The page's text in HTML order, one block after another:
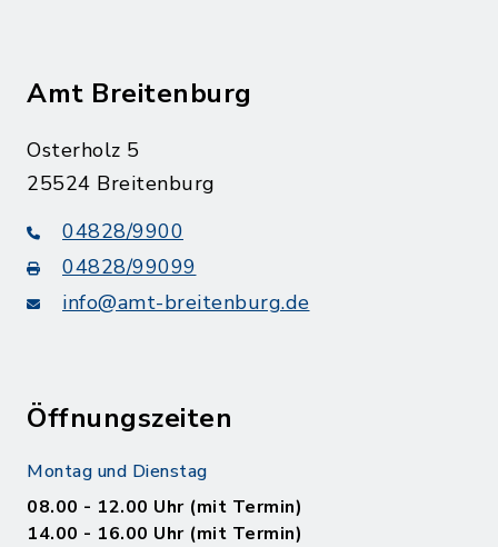
Amt Breitenburg
Osterholz 5
25524 Breitenburg
04828/9900
04828/99099
info@amt-breitenburg.de
Öffnungszeiten
Montag und Dienstag
08.00 - 12.00 Uhr (mit Termin)
14.00 - 16.00 Uhr (mit Termin)